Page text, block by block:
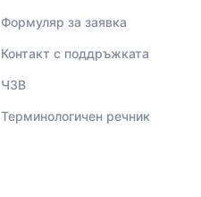
Формуляр за заявка
Контакт с поддръжката
ЧЗВ
Терминологичен речник